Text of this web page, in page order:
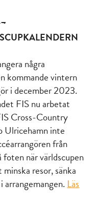
några
kommande vintern
i december 2023.
FIS nu arbetat
Cross-Country
Ulricehamn inte
från
när världscupen
resor, sänka
arrangemangen. Läs